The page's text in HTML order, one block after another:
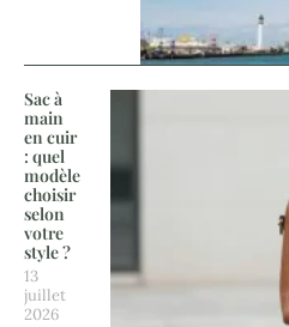
Sac à
main
en cuir
: quel
modèle
choisir
selon
votre
style ?
13
juillet
2026